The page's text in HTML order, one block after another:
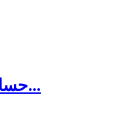
حساس - حساس تيار متناوب 10...